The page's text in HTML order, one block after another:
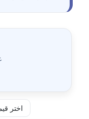
مدونة
عاملة
مدونة
عاملة